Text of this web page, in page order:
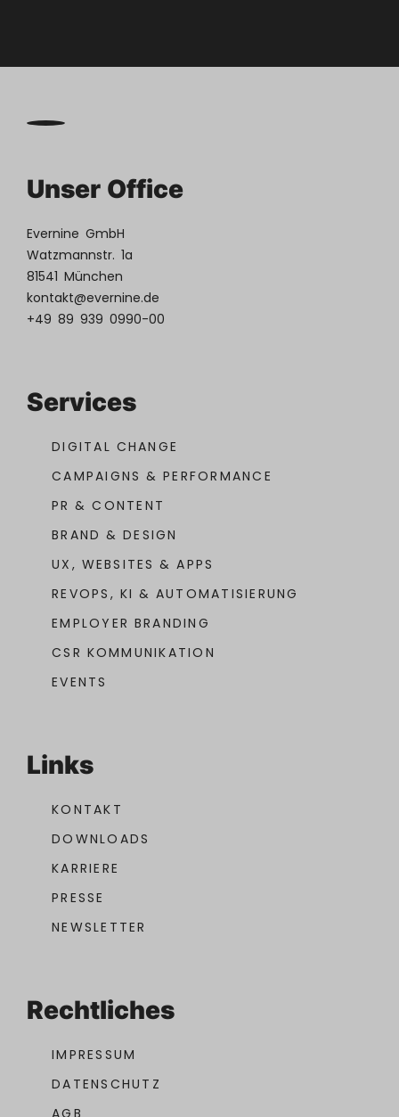
Unser Office
Evernine GmbH
Watzmannstr. 1a
81541 München
kontakt@evernine.de
+49 89 939 0990-00
Services
DIGITAL CHANGE
CAMPAIGNS & PERFORMANCE
PR & CONTENT
BRAND & DESIGN
UX, WEBSITES & APPS
REVOPS, KI & AUTOMATISIERUNG
EMPLOYER BRANDING
CSR KOMMUNIKATION
EVENTS
Links
KONTAKT
DOWNLOADS
KARRIERE
PRESSE
NEWSLETTER
Rechtliches
IMPRESSUM
DATENSCHUTZ
AGB